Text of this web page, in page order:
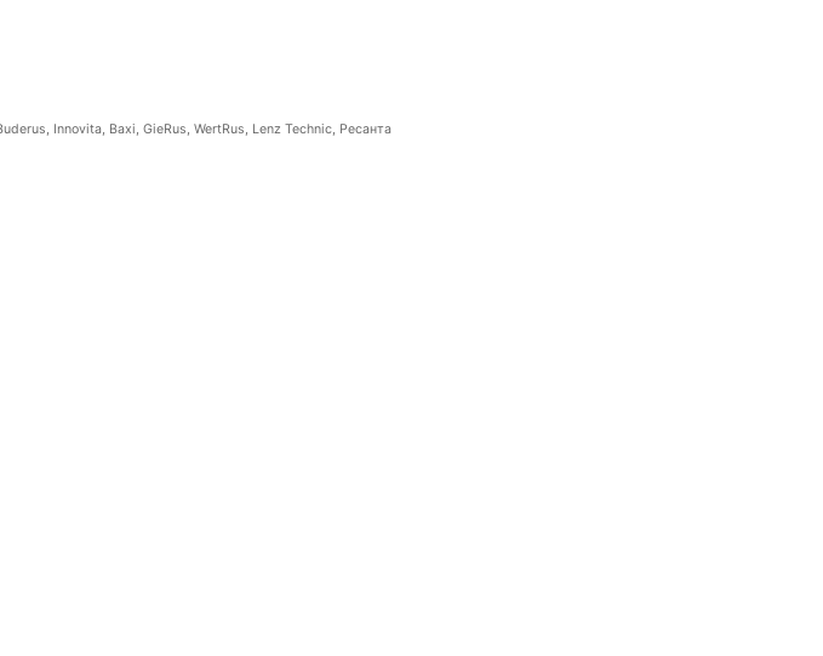
Innovita, Baxi, GieRus, WertRus, Lenz Technic, Ресанта